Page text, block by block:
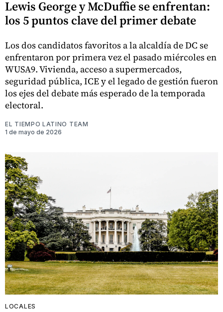
Lewis George y McDuffie se enfrentan:
los 5 puntos clave del primer debate
Los dos candidatos favoritos a la alcaldía de DC se
enfrentaron por primera vez el pasado miércoles en
WUSA9. Vivienda, acceso a supermercados,
seguridad pública, ICE y el legado de gestión fueron
los ejes del debate más esperado de la temporada
electoral.
EL TIEMPO LATINO TEAM
1 de mayo de 2026
LOCALES